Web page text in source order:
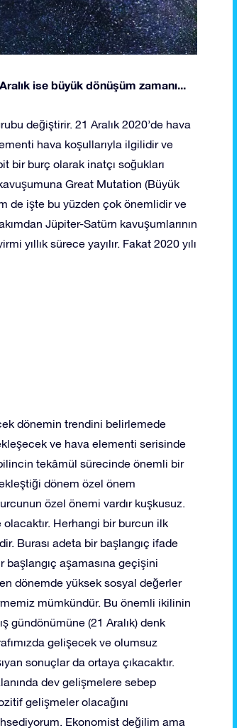
ise büyük dönüşüm zamanı...
değiştirir. 21 Aralık 2020’de hava
hava koşullarıyla ilgilidir ve
bir burç olarak inatçı soğukları
Great Mutation (Büyük
de işte bu yüzden çok önemlidir ve
Jüpiter-Satürn kavuşumlarının
yıllık sürece yayılır. Fakat 2020 yılı
dönemin trendini belirlemede
ve hava elementi serisinde
tekâmül sürecinde önemli bir
dönem özel önem
özel önemi vardır kuşkusuz.
Herhangi bir burcun ilk
Burası adeta bir başlangıç ifade
başlangıç aşamasına geçişini
dönemde yüksek sosyal değerler
mümkündür. Bu önemli ikilinin
gündönümüne (21 Aralık) denk
gelişecek ve olumsuz
sonuçlar da ortaya çıkacaktır.
dev gelişmelere sebep
gelişmeler olacağını
Ekonomist değilim ama